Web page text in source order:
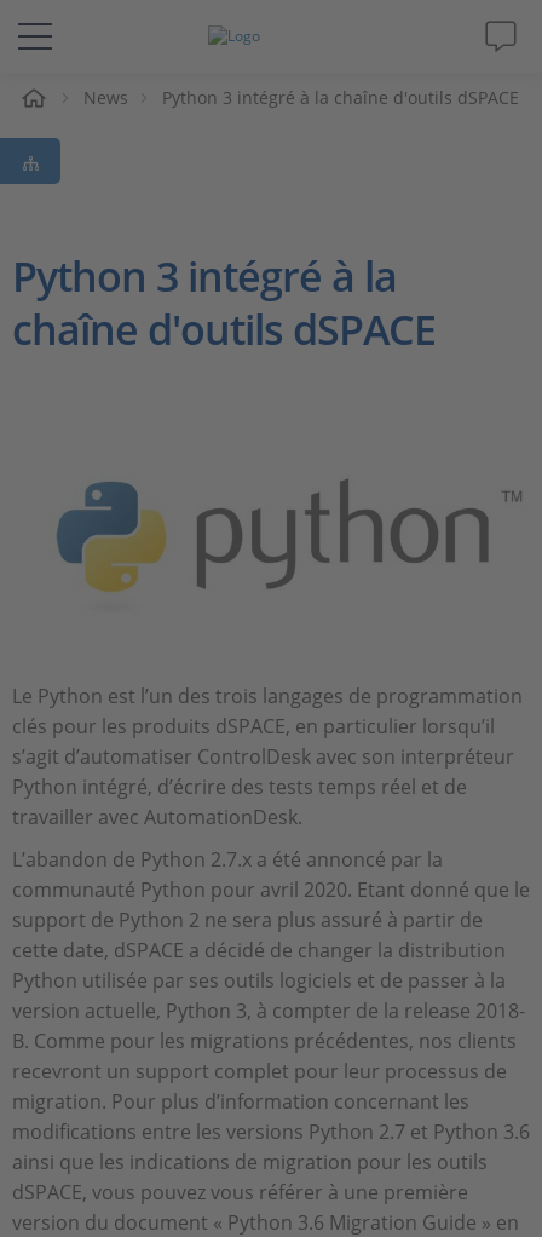
Solutions & Produits
Support
Société
News Python 3 intégré à la chaîne d'outils dSPACE
Python 3 intégré à la
chaîne d'outils dSPACE
Le Python est l’un des trois langages de programmation
clés pour les produits dSPACE, en particulier lorsqu’il
s’agit d’automatiser ControlDesk avec son interpréteur
Python intégré, d’écrire des tests temps réel et de
travailler avec AutomationDesk.
L’abandon de Python 2.7.x a été annoncé par la
communauté Python pour avril 2020. Etant donné que le
support de Python 2 ne sera plus assuré à partir de
cette date, dSPACE a décidé de changer la distribution
Python utilisée par ses outils logiciels et de passer à la
version actuelle, Python 3, à compter de la release 2018-
B. Comme pour les migrations précédentes, nos clients
recevront un support complet pour leur processus de
migration. Pour plus d’information concernant les
modifications entre les versions Python 2.7 et Python 3.6
ainsi que les indications de migration pour les outils
dSPACE, vous pouvez vous référer à une première
version du document « Python 3.6 Migration Guide » en